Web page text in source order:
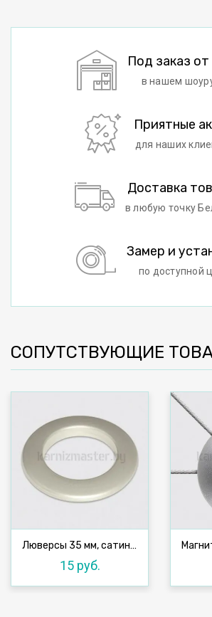
Под заказ от
в нашем
Приятные
для наших
Доставка
в любую точку
Замер и
по доступной
СОПУТСТВУЮЩИЕ
Люверсы 35 мм, сатин №20, 10 шт
15 руб.